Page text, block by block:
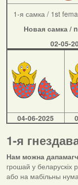
1-я самка / 1st
Новая самка /
02-05-
04-06-2025
1-я
Нам можна
грошай у беларускіх
або на мабільны